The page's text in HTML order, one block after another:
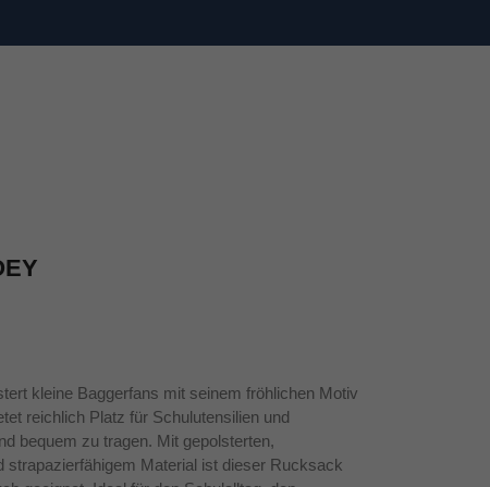
kleine Baggerfans mit seinem fröhlichen Motiv
reichlich Platz für Schulutensilien und
bequem zu tragen. Mit gepolsterten,
strapazierfähigem Material ist dieser Rucksack